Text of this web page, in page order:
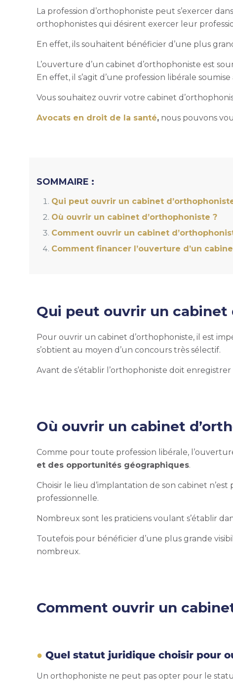
La profession d’orthophoniste peut s’exercer
orthophonistes qui désirent exercer leur
En effet, ils souhaitent bénéficier d’une plus
L’ouverture d’un cabinet d’orthophoniste est
En effet, il s’agit d’une profession libérale
Vous souhaitezouvrir votre cabinet
Avocats en droit de la santé, nous pouvons
SOMMAIRE :
Qui peut ouvrir un cabinet
Où ouvrir un cabinet d’orthophoniste ?
Comment ouvrir un cabinet
Comment financer l’ouverture d’un
Qui peut ouvrir un
Pour ouvrir un cabinet d’orthophoniste, il est
s’obtient au moyen d’un concours très sélectif.
Avant de s’établir l’orthophoniste doit
Où ouvrir un cabinet
Comme pour toute profession libérale,
et des opportunités géographiques.
Choisir le lieu d’implantation de son cabinet
professionnelle.
Nombreux sont les praticiens voulant s’établir
Toutefois pour bénéficier d’une plus grande
nombreux.
Comment ouvrir un
Quel statut juridique choisir pour
Un orthophoniste ne peut pas opter pour le